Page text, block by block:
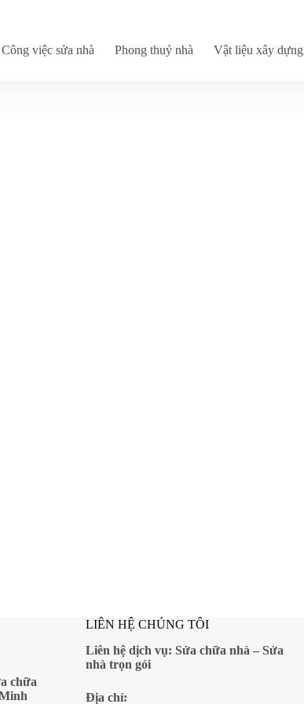
Công việc sửa nhà Phong thuỷ nhà Vật liệu xây dựng
chữa
LIÊN HỆ CHÚNG TÔI
Liên hệ dịch vụ: Sửa chữa nhà – Sửa
nhà trọn gói
Địa chỉ: